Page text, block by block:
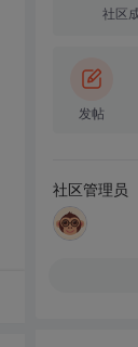
社区
发帖
社区管理员